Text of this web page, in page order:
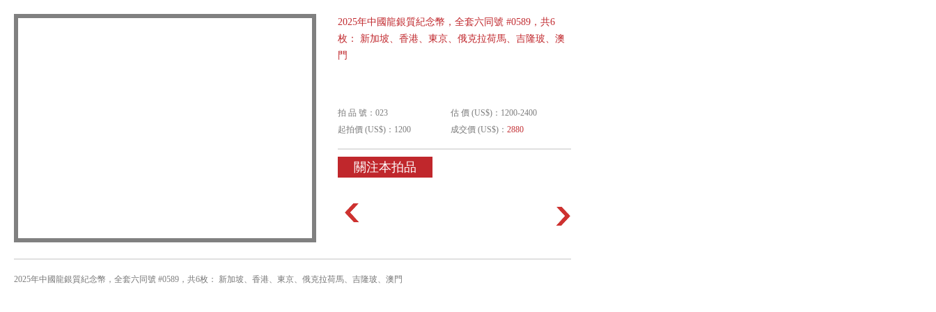
2025年中國龍銀質紀念幣，全套六同號 #0589，共6
枚： 新加坡、香港、東京、俄克拉荷馬、吉隆玻、澳
門
拍 品 號：023
估 價 (US$)：1200-2400
起拍價 (US$)：1200
成交價 (US$)： 2880
關注本拍品
2025年中國龍銀質紀念幣，全套六同號 #0589，共6枚： 新加坡、香港、東京、俄克拉荷馬、吉隆玻、澳門